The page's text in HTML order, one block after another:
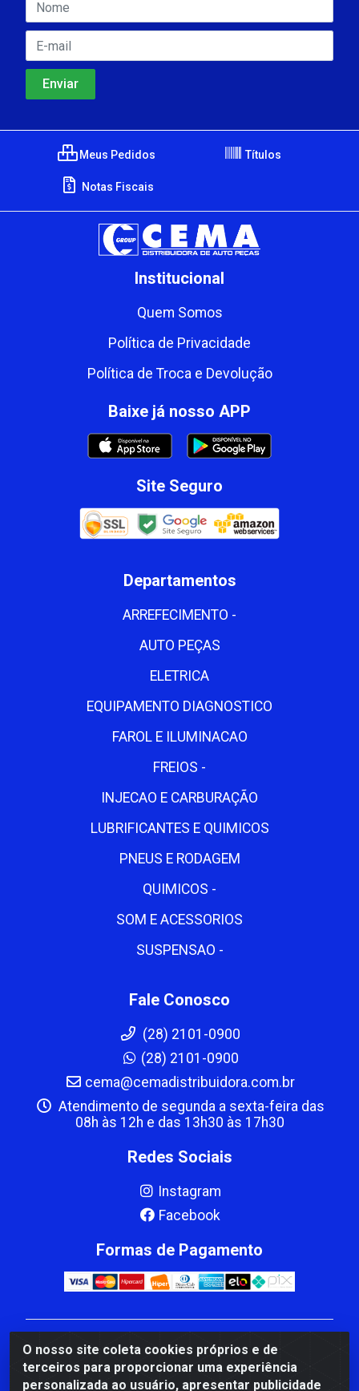
O nosso site coleta cookies próprios e de
terceiros para proporcionar uma experiência
personalizada ao usuário, apresentar publicidade
Meus Pedidos Títulos
Notas Fiscais
Institucional
Quem Somos
Política de Privacidade
Política de Troca e Devolução
Baixe já nosso APP
Site Seguro
Departamentos
ARREFECIMENTO -
AUTO PEÇAS
ELETRICA
EQUIPAMENTO DIAGNOSTICO
FAROL E ILUMINACAO
FREIOS -
INJECAO E CARBURAÇÃO
LUBRIFICANTES E QUIMICOS
PNEUS E RODAGEM
QUIMICOS -
SOM E ACESSORIOS
SUSPENSAO -
Fale Conosco
(28) 2101-0900
(28) 2101-0900
cema@cemadistribuidora.com.br
Atendimento de segunda a sexta-feira das
08h às 12h e das 13h30 às 17h30
Redes Sociais
Instagram
Facebook
Formas de Pagamento
CBP MACEDO COMERCIO PEÇAS LTDA Matriz - av
Mauro Miranda Madureira, 1249 - Coramara , Cachoeiro
de Itapemirim/ES - CEP 29.311-310 - CNPJ